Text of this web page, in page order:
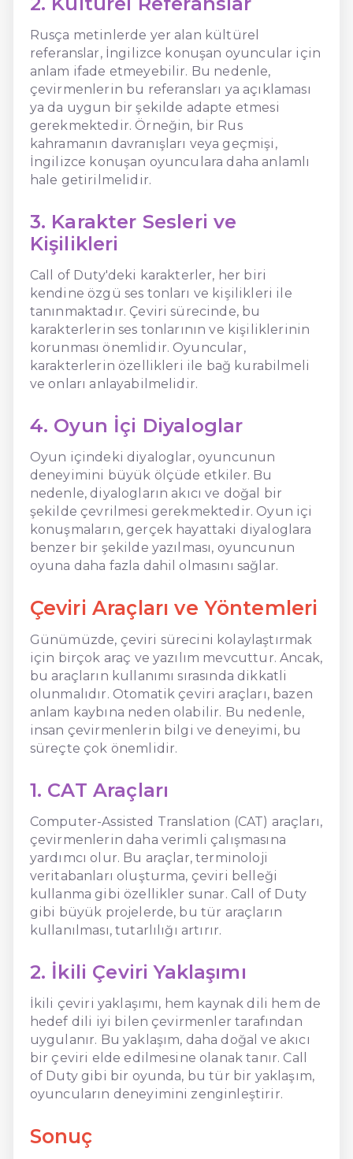
Rusça metinlerde yer alan kültürel
referanslar, İngilizce konuşan oyuncular için
anlam ifade etmeyebilir. Bu nedenle,
çevirmenlerin bu referansları ya açıklaması
ya da uygun bir şekilde adapte etmesi
gerekmektedir. Örneğin, bir Rus
kahramanın davranışları veya geçmişi,
İngilizce konuşan oyunculara daha anlamlı
hale getirilmelidir.
3. Karakter Sesleri ve
Kişilikleri
Call of Duty'deki karakterler, her biri
kendine özgü ses tonları ve kişilikleri ile
tanınmaktadır. Çeviri sürecinde, bu
karakterlerin ses tonlarının ve kişiliklerinin
korunması önemlidir. Oyuncular,
karakterlerin özellikleri ile bağ kurabilmeli
ve onları anlayabilmelidir.
4. Oyun İçi Diyaloglar
Oyun içindeki diyaloglar, oyuncunun
deneyimini büyük ölçüde etkiler. Bu
nedenle, diyalogların akıcı ve doğal bir
şekilde çevrilmesi gerekmektedir. Oyun içi
konuşmaların, gerçek hayattaki diyaloglara
benzer bir şekilde yazılması, oyuncunun
oyuna daha fazla dahil olmasını sağlar.
Çeviri Araçları ve Yöntemleri
Günümüzde, çeviri sürecini kolaylaştırmak
için birçok araç ve yazılım mevcuttur. Ancak,
bu araçların kullanımı sırasında dikkatli
olunmalıdır. Otomatik çeviri araçları, bazen
anlam kaybına neden olabilir. Bu nedenle,
insan çevirmenlerin bilgi ve deneyimi, bu
süreçte çok önemlidir.
1. CAT Araçları
Computer-Assisted Translation (CAT) araçları,
çevirmenlerin daha verimli çalışmasına
yardımcı olur. Bu araçlar, terminoloji
veritabanları oluşturma, çeviri belleği
kullanma gibi özellikler sunar. Call of Duty
gibi büyük projelerde, bu tür araçların
kullanılması, tutarlılığı artırır.
2. İkili Çeviri Yaklaşımı
İkili çeviri yaklaşımı, hem kaynak dili hem de
hedef dili iyi bilen çevirmenler tarafından
uygulanır. Bu yaklaşım, daha doğal ve akıcı
bir çeviri elde edilmesine olanak tanır. Call
of Duty gibi bir oyunda, bu tür bir yaklaşım,
oyuncuların deneyimini zenginleştirir.
Sonuç